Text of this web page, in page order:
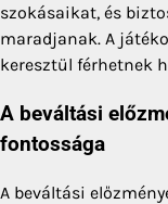
szokásaikat, és
maradjanak. A
keresztül férhetnek
A beváltási
fontossága
A beváltási